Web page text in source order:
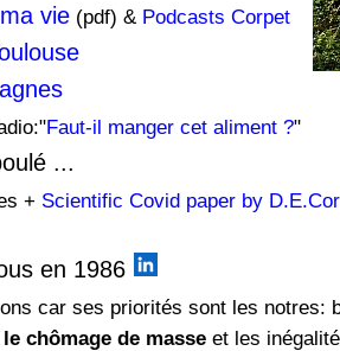
vie (pdf) & Podcasts Corpet
Faut-il manger cet aliment ?"
...
+ Scientific Covid paper by
en 1986
car ses priorités sont les notres:
le chômage de masse et les